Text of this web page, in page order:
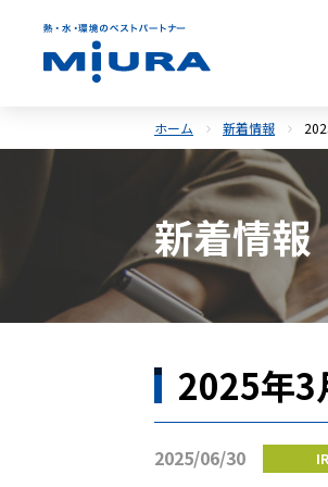
ホーム 新着情報
新着情報
2025年3
2025/06/30 IR